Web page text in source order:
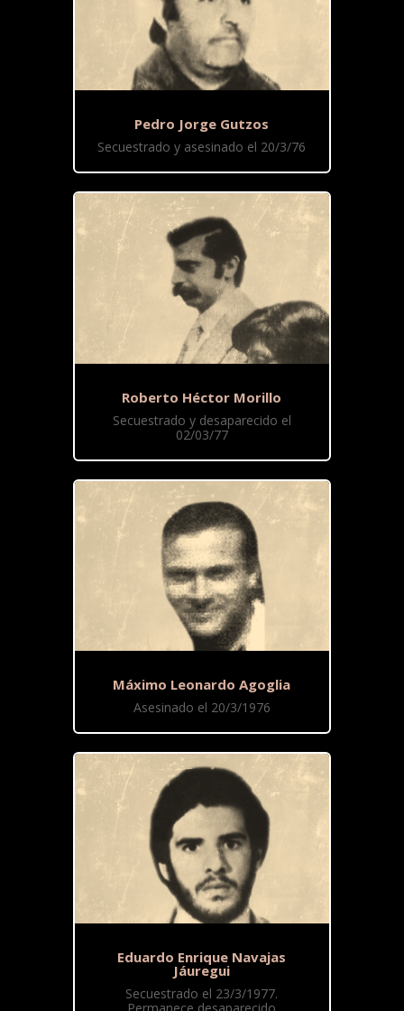
Pedro Jorge Gutzos
Secuestrado y asesinado el 20/3/76
Roberto Héctor Morillo
Secuestrado y desaparecido el
02/03/77
Máximo Leonardo Agoglia
Asesinado el 20/3/1976
Eduardo Enrique Navajas
Jáuregui
Secuestrado el 23/3/1977.